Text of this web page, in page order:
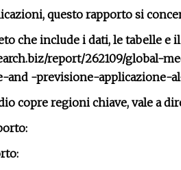
questo rapporto si
che include i dati, le tabelle e
report/262109/global-
and -previsione-applicazione-
copre regioni chiave, vale a